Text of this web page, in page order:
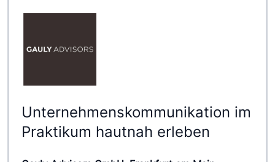
Unternehmenskommunikation im
Praktikum hautnah erleben